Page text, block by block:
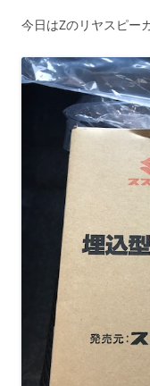
今日はZのリヤスピー